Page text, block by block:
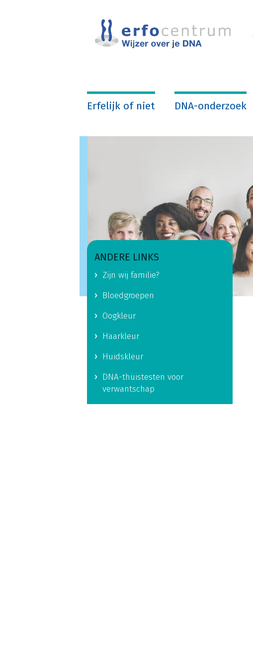
Erfelijk of niet DNA-onderzoek
ANDERE LINKS
Zijn wij familie?
Bloedgroepen
Oogkleur
Haarkleur
Huidskleur
DNA-thuistesten voor
verwantschap